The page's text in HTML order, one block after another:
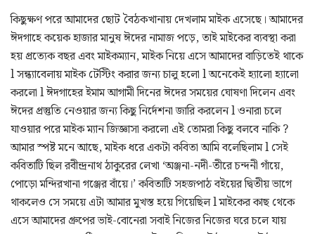
কিছুক্ষণ পরে আমাদের ছোট বৈঠকখানায় দেখলাম মাইক এসেছে। আমাদের
ঈদগাহে কয়েক হাজার মানুষ ঈদের নামাজ পড়ে, তাই মাইকের ব্যবস্থা করা
হয় প্রত্যেক বছর এবং মাইকম্যান, মাইক নিয়ে এসে আমাদের বাড়িতেই থাকে
l সন্ধ্যাবেলায় মাইক টেস্টিং করার জন্য চালু হলো l অনেকেই হ্যালো হ্যালো
করলো l ঈদগাহের ইমাম আগামী দিনের ঈদের সময়ের ঘোষণা দিলেন এবং
ঈদের প্রস্তুতি নেওয়ার জন্য কিছু নির্দেশনা জারি করলেন l ওনারা চলে
যাওয়ার পরে মাইক ম্যান জিজ্ঞাসা করলো এই তোমরা কিছু বলবে নাকি ?
আমার স্পষ্ট মনে আছে, মাইক ধরে একটা কবিতা আমি বলেছিলাম l সেই
কবিতাটি ছিল রবীন্দ্রনাথ ঠাকুরের লেখা ‘অঞ্জনা-নদী-তীরে চন্দনী গাঁয়ে,
পোড়ো মন্দিরখানা গঞ্জের বাঁয়ে।’ কবিতাটি সহজপাঠ বইয়ের দ্বিতীয় ভাগে
থাকলেও সে সময়ে এটা আমার মুখস্ত হয়ে গিয়েছিল l মাইকের কাছ থেকে
এসে আমাদের গ্রুপের ভাই-বোনেরা সবাই নিজের নিজের ঘরে চলে যায়